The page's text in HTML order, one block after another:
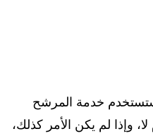
خدمة المرشح
وإذا لم يكن الأمر كذلك،